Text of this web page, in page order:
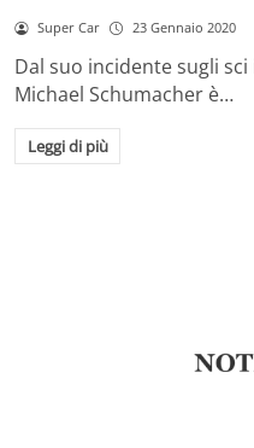
Super Car 23 Gennaio 2020
Dal suo incidente sugli
Michael Schumacher è…
Leggi di più